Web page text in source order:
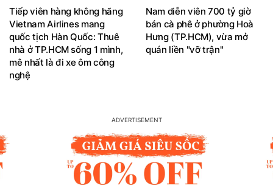
Tiếp viên hàng không hãng
Vietnam Airlines mang
quốc tịch Hàn Quốc: Thuê
nhà ở TP.HCM sống 1 mình,
mê nhất là đi xe ôm công
nghệ
Nam diễn viên 700 tỷ giờ
bán cà phê ở phường Hoà
Hưng (TP.HCM), vừa mở
quán liền "vỡ trận"